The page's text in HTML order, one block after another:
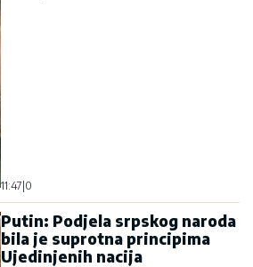
11:47 0
Putin: Podjela srpskog naroda
bila je suprotna principima
Ujedinjenih nacija